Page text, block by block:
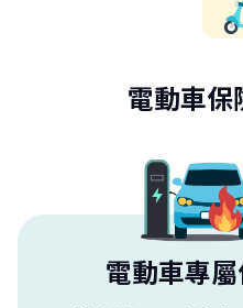
電動車保
電動車專